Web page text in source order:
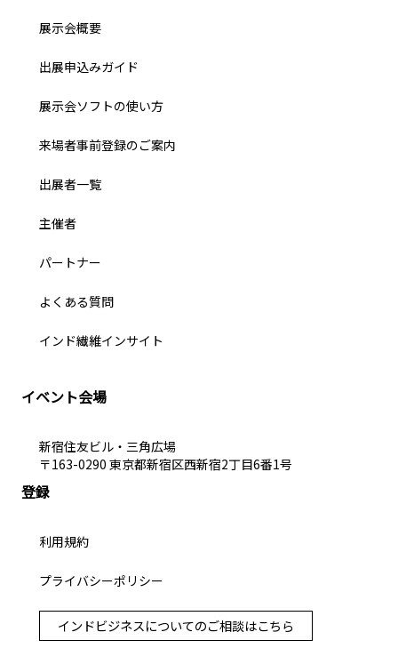
展示会概要
出展申込みガイド
展示会ソフトの使い方
来場者事前登録のご案内
出展者一覧
主催者
パートナー
よくある質問
インド繊維インサイト
イベント会場
新宿住友ビル・三角広場
〒163-0290 東京都新宿区西新宿2丁目6番1号
登録
利用規約
プライバシーポリシー
インドビジネスについてのご相談はこちら